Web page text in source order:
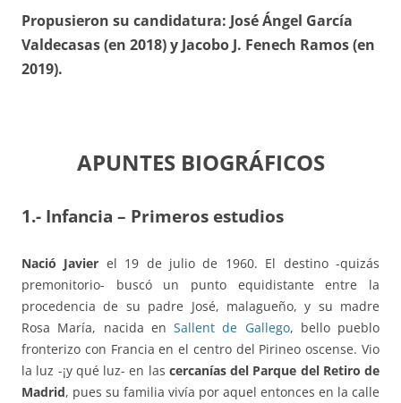
Propusieron su candidatura: José Ángel García
Valdecasas (en 2018) y Jacobo J. Fenech Ramos (en
2019).
APUNTES BIOGRÁFICOS
1.- Infancia – Primeros estudios
Nació Javier el 19 de julio de 1960. El destino -quizás
premonitorio- buscó un punto equidistante entre la
procedencia de su padre José, malagueño, y su madre
Rosa María, nacida en Sallent de Gallego, bello pueblo
fronterizo con Francia en el centro del Pirineo oscense. Vio
la luz -¡y qué luz- en las cercanías del Parque del Retiro de
Madrid, pues su familia vivía por aquel entonces en la calle